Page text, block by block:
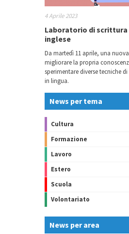
4 Aprile 2023
Laboratorio di scrittura
inglese
Da martedì 11 aprile, una
migliorare la propria
sperimentare diverse tecniche
in lingua.
News per tema
Cultura
Formazione
Lavoro
Estero
Scuola
Volontariato
News per area